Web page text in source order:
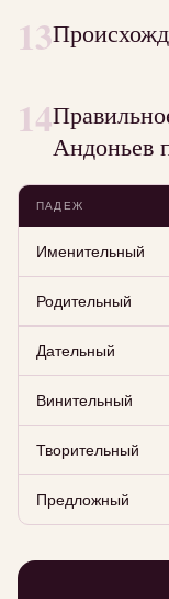
13
14
Андоньев
ПАДЕЖ
Именительный
Родительный
Дательный
Винительный
Творительный
Предложный